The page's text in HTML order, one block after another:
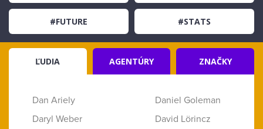
#FUTURE #STATS
ĽUDIA AGENTÚRY ZNAČKY
Dan Ariely
Daniel Goleman
Daryl Weber
David Lörincz